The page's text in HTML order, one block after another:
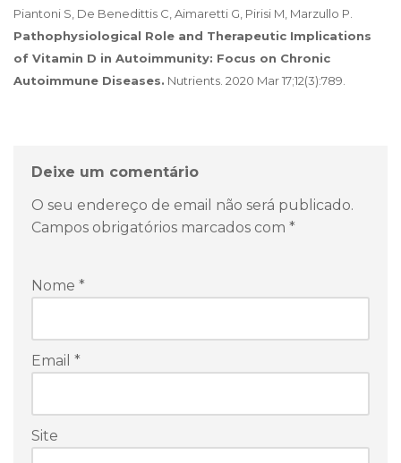
Piantoni S, De Benedittis C, Aimaretti G, Pirisi M, Marzullo P.
Pathophysiological Role and Therapeutic Implications
of Vitamin D in Autoimmunity: Focus on Chronic
Autoimmune Diseases. Nutrients. 2020 Mar 17;12(3):789.
Deixe um comentário
O seu endereço de email não será publicado.
Campos obrigatórios marcados com *
Nome *
Email *
Site